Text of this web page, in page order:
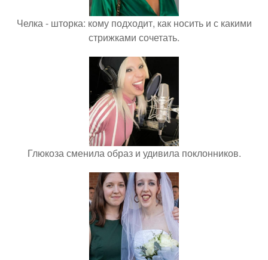
Челка - шторка: кому подходит, как носить и с какими
стрижками сочетать.
Глюкоза сменила образ и удивила поклонников.